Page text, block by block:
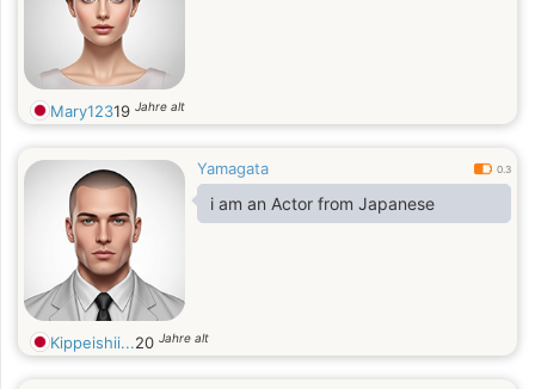
Mary12319 Jahre alt
Yamagata 0.3
i am an Actor from Japanese
Kippeishii...20 Jahre alt